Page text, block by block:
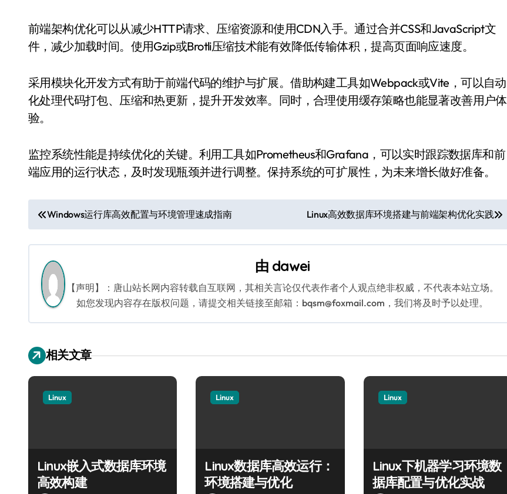
前端架构优化可以从减少HTTP请求、压缩资源和使用CDN入手。通过合并CSS和JavaScript文
件，减少加载时间。使用Gzip或Brotli压缩技术能有效降低传输体积，提高页面响应速度。
采用模块化开发方式有助于前端代码的维护与扩展。借助构建工具如Webpack或Vite，可以自动
化处理代码打包、压缩和热更新，提升开发效率。同时，合理使用缓存策略也能显著改善用户体
验。
监控系统性能是持续优化的关键。利用工具如Prometheus和Grafana，可以实时跟踪数据库和前
端应用的运行状态，及时发现瓶颈并进行调整。保持系统的可扩展性，为未来增长做好准备。
文
章
导
航
Windows运行库高效配置与环境管理速成指南 Linux高效数据库环境搭建与前端架构优化实践
由 dawei
【声明】：唐山站长网内容转载自互联网，其相关言论仅代表作者个人观点绝非权威，不代表本站立场。
如您发现内容存在版权问题，请提交相关链接至邮箱：bqsm@foxmail.com，我们将及时予以处理。
相关文章
Linux
Linux嵌入式数据库环境
高效构建
Linux
Linux数据库高效运行：
环境搭建与优化
Linux
Linux下机器学习环境数
据库配置与优化实战